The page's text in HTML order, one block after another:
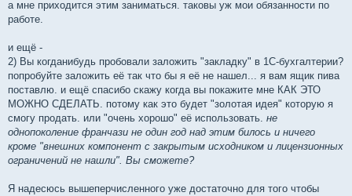
а мне приходится этим заниматься. таковы уж мои обязанности по
работе.
и ещё -
2) Вы когданибудь пробовали заложить "закладку" в 1С-бухгалтерии?
попробуйте заложить её так что бы я её не нашел... я вам ящик пива
поставлю. и ещё спасибо скажу когда вы покажите мне КАК ЭТО
МОЖНО СДЕЛАТЬ. потому как это будет "золотая идея" которую я
смогу продать. или "очень хорошо" её использовать. не
однопоколение франчази не один год над этим билось и ничего
кроме "внешних компонент с закрытым исходником и лицензионных
ограничений не нашли". Вы сможете?
Я надесюсь вышеперчисленного уже достаточно для того чтобы